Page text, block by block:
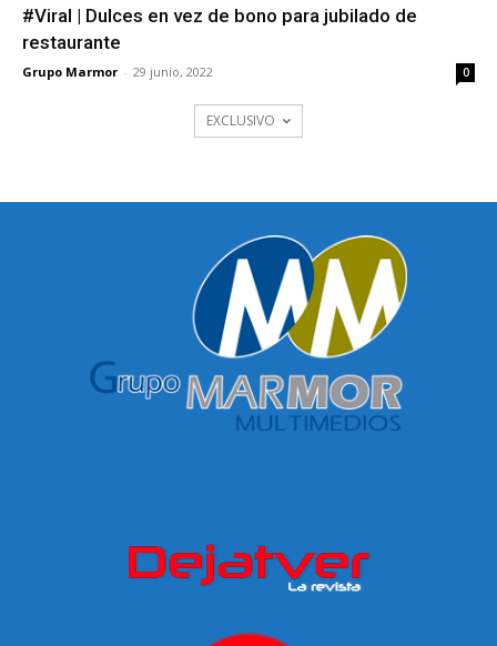
#Viral | Dulces en vez de bono para jubilado de
restaurante
Grupo Marmor - 29 junio, 2022 0
EXCLUSIVO